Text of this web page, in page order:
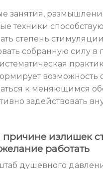
занятия,
техники
степень
собранную силу в
возможность
к меняющимся
задействовать
причине излишек
работать
душевного